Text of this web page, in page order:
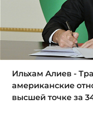
Ильхам Алиев -
американские
высшей точке за